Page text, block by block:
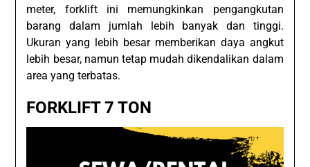
meter, forklift ini memungkinkan pengangkutan
barang dalam jumlah lebih banyak dan tinggi.
Ukuran yang lebih besar memberikan daya angkut
lebih besar, namun tetap mudah dikendalikan dalam
area yang terbatas.
FORKLIFT 7 TON